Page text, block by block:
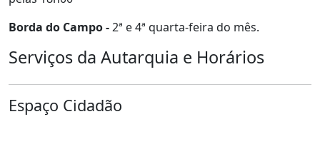
Borda do Campo -2ª e 4ª quarta-feira do mês.
Serviços da Autarquia e Horários
Espaço Cidadão